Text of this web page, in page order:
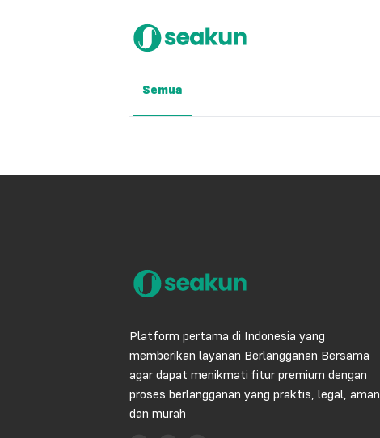
Semua
Platform pertama di Indonesia yang
memberikan layanan Berlangganan Bersama
agar dapat menikmati fitur premium dengan
proses berlangganan yang praktis, legal, aman
dan murah